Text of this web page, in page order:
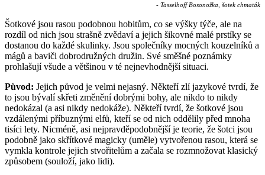
- Tasselhoff Bosonožka, šotek chmaták
Šotkové jsou rasou podobnou hobitům, co se výšky týče, ale na
rozdíl od nich jsou strašně zvědaví a jejich šikovné malé prstíky se
dostanou do každé skulinky. Jsou společníky mocných kouzelníků a
mágů a baviči dobrodružných družin. Své směšné poznámky
prohlašují všude a většinou v té nejnevhodnější situaci.
Původ: Jejich původ je velmi nejasný. Někteří zlí jazykové tvrdí, že
to jsou bývalí skřeti změnění dobrými bohy, ale nikdo to nikdy
nedokázal (a asi nikdy nedokáže). Někteří tvrdí, že šotkové jsou
vzdálenými příbuznými elfů, kteří se od nich oddělily před mnoha
tisíci lety. Nicméně, asi nejpravděpodobnější je teorie, že šotci jsou
podobně jako skřítkové magicky (uměle) vytvořenou rasou, která se
vymkla kontrole jejich stvořitelům a začala se rozmnožovat klasický
způsobem (souloží, jako lidi).